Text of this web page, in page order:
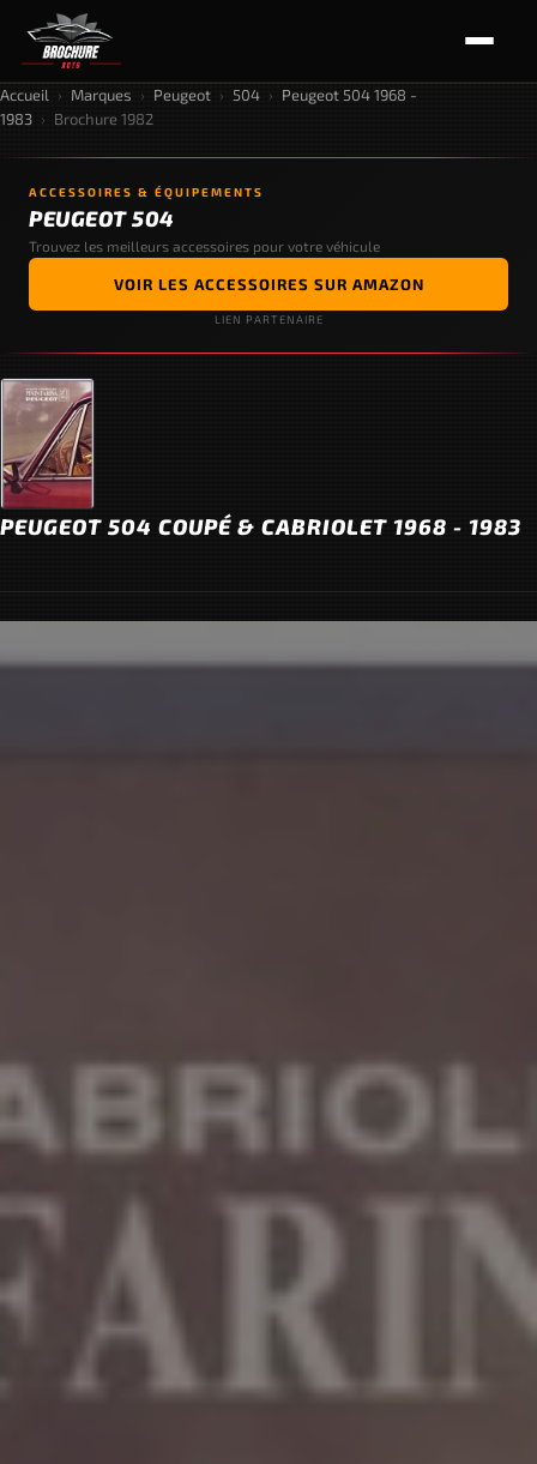
Accueil › Marques › Peugeot › 504 › Peugeot 504 1968 -
1983 › Brochure 1982
ACCESSOIRES & ÉQUIPEMENTS
PEUGEOT 504
Trouvez les meilleurs accessoires pour votre véhicule
VOIR LES ACCESSOIRES SUR AMAZON
LIEN PARTENAIRE
PEUGEOT 504 COUPÉ & CABRIOLET 1968 - 1983